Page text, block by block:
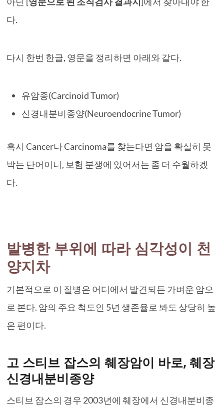
다.
다시 한번 한글, 영문을 정리하면 아래와 같다.
유암종(Carcinoid Tumor)
신경내분비종양(Neuroendocrine Tumor)
혹시 Cancer나 Carcinoma를 찾는다면 암을 확실히 못
박는 단어이니, 보험 분쟁에 있어서는 좀 더 수월하겠
다.
발병한 부위에 따라 심각성이 천
양지차
기본적으로 이 질병은 어디에서 발견되든 가벼운 암으
로 본다. 암의 주요 척도인 5년 생존율로 봐도 상당히 높
은 편이다.
고 스티브 잡스의 췌장암이 바로, 췌장
신경내분비종양
스티브 잡스의 경우 2003년에 췌장에서 신경내분비종